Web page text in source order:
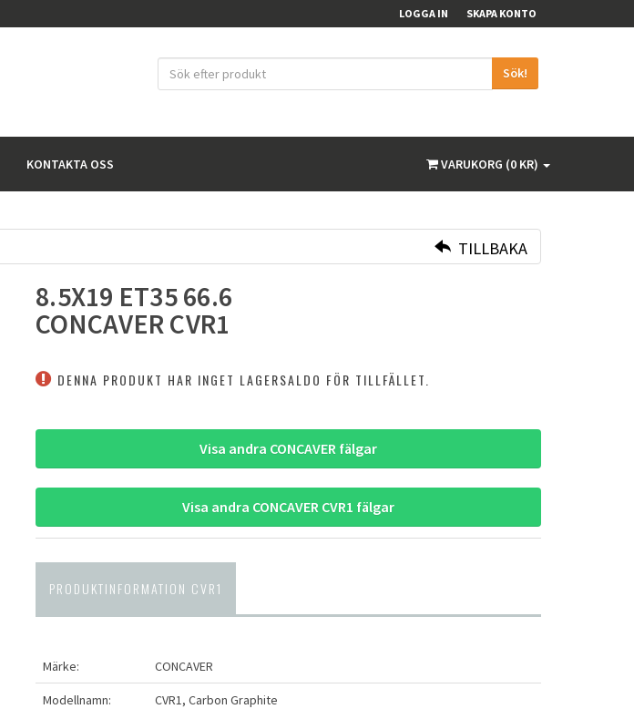
LOGGA IN SKAPA KONTO
Sök!
VARUKORG (0 KR)
KONTAKTA OSS
TILLBAKA
8.5X19 ET35 66.6
CONCAVER CVR1
DENNA PRODUKT HAR INGET LAGERSALDO FÖR TILLFÄLLET.
Visa andra CONCAVER fälgar
Visa andra CONCAVER CVR1 fälgar
PRODUKTINFORMATION CVR1
Märke: CONCAVER
Modellnamn: CVR1, Carbon Graphite